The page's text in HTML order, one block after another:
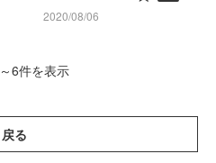
2020/08/06
6件を表示
戻る